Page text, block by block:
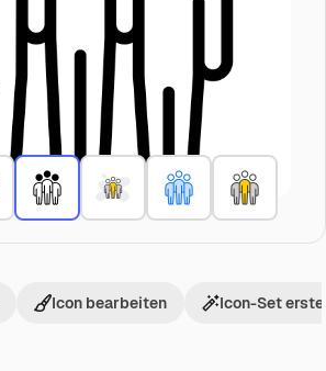
Icon bearbeiten Icon-Set